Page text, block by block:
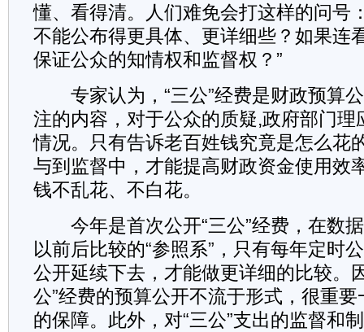
懂、看得清。人们难免会打这样的问号
不能公布得更具体、更详细些？如果连
保证公众的知情权和监督权？”
专家认为，“三公”经费是财政预算
注的内容，对于公众的质疑,政府部门理
情况。只有告诉老百姓钱究竟是怎么花
与到监督中，才能提高财政资金使用效
钱不乱花、不白花。
今年是首次公开“三公”经费，在数
以前后比较的“参照系”，只有每年定时
公开延续下去，才能做更详细的比较。
公”经费的预算公开不流于形式，很重
的保障。此外，对“三公”支出的监督和